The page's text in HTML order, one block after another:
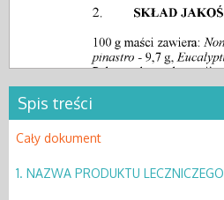
Spis treści
Cały dokument
1. NAZWA PRODUKTU LECZNICZEGO